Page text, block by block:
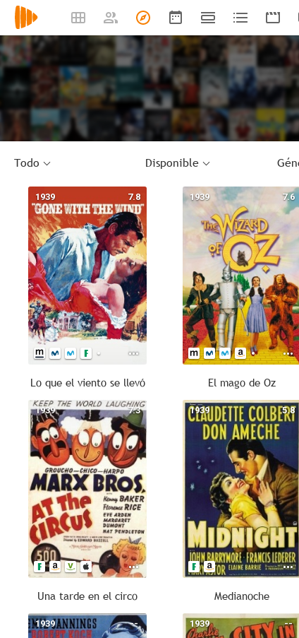
Todo Disponible
7.8
1939
Lo que el viento se llevó
7.6
1939
El mago de Oz
7.3
1939
Una tarde en el circo
5.8
1939
Medianoche
--
1939 --
1939